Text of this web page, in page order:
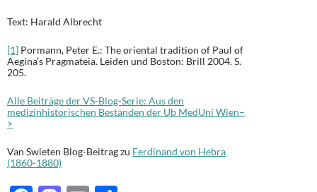
Text: Harald Albrecht
[1] Pormann, Peter E.: The oriental tradition of Paul of
Aegina’s Pragmateia. Leiden und Boston: Brill 2004. S.
205.
Alle Beiträge der VS-Blog-Serie: Aus den
medizinhistorischen Beständen der Ub MedUni Wien–
>
Van Swieten Blog-Beitrag zu Ferdinand von Hebra
(1860-1880)